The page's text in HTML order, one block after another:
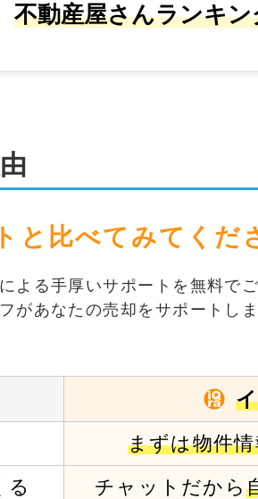
不動産屋さんランキ
と 比べてみてくだ
よる手厚いサポートを無料で
があなたの売却をサポートしま
まずは物件
る チャットだから